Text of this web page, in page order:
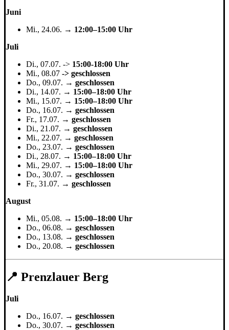
Juni
Mi., 24.06. → 12:00–15:00 Uhr
Juli
Di., 07.07. -> 15:00-18:00 Uhr
Mi., 08.07 -> geschlossen
Do., 09.07. → geschlossen
Di., 14.07. → 15:00–18:00 Uhr
Mi., 15.07. → 15:00–18:00 Uhr
Do., 16.07. → geschlossen
Fr., 17.07. → geschlossen
Di., 21.07. → geschlossen
Mi., 22.07. → geschlossen
Do., 23.07. → geschlossen
Di., 28.07. → 15:00–18:00 Uhr
Mi., 29.07. → 15:00–18:00 Uhr
Do., 30.07. → geschlossen
Fr., 31.07. → geschlossen
August
Mi., 05.08. → 15:00–18:00 Uhr
Do., 06.08. → geschlossen
Do., 13.08. → geschlossen
Do., 20.08. → geschlossen
📍 Prenzlauer Berg
Juli
Do., 16.07. → geschlossen
Do., 30.07. → geschlossen